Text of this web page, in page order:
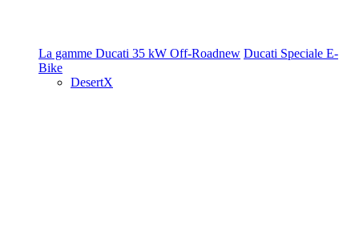
La gamme Ducati 35 kW Off-Roadnew Ducati Speciale E-
Bike
DesertX